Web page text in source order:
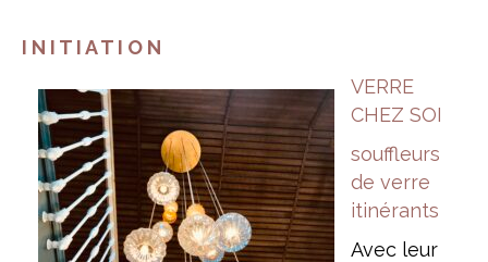
I N I T I A T I O N
VERRE
CHEZ SOI
souffleurs
de verre
itinérants
Avec leur